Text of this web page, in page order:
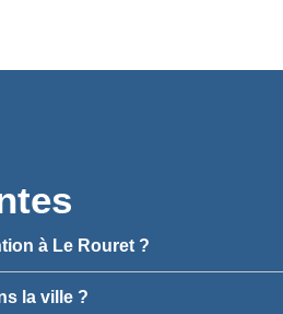
à Le Rouret ?
la ville ?